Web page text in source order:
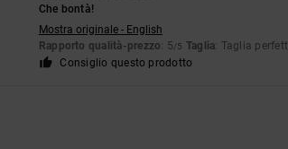
Che bontà!
Mostra originale - English
Rapporto qualità-prezzo: 5/5 Taglia: Taglia
Consiglio questo prodotto